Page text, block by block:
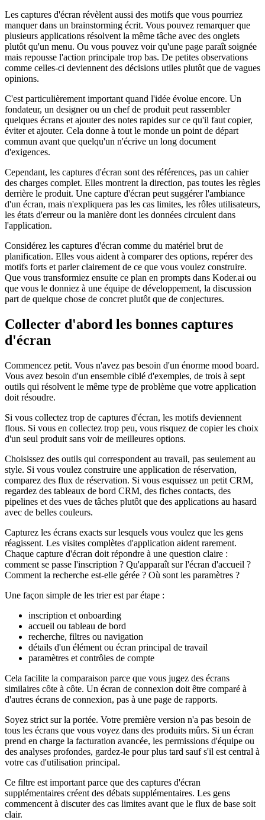
Les captures d'écran révèlent aussi des motifs que vous pourriez
manquer dans un brainstorming écrit. Vous pouvez remarquer que
plusieurs applications résolvent la même tâche avec des onglets
plutôt qu'un menu. Ou vous pouvez voir qu'une page paraît soignée
mais repousse l'action principale trop bas. De petites observations
comme celles-ci deviennent des décisions utiles plutôt que de vagues
opinions.
C'est particulièrement important quand l'idée évolue encore. Un
fondateur, un designer ou un chef de produit peut rassembler
quelques écrans et ajouter des notes rapides sur ce qu'il faut copier,
éviter et ajouter. Cela donne à tout le monde un point de départ
commun avant que quelqu'un n'écrive un long document
d'exigences.
Cependant, les captures d'écran sont des références, pas un cahier
des charges complet. Elles montrent la direction, pas toutes les règles
derrière le produit. Une capture d'écran peut suggérer l'ambiance
d'un écran, mais n'expliquera pas les cas limites, les rôles utilisateurs,
les états d'erreur ou la manière dont les données circulent dans
l'application.
Considérez les captures d'écran comme du matériel brut de
planification. Elles vous aident à comparer des options, repérer des
motifs forts et parler clairement de ce que vous voulez construire.
Que vous transformiez ensuite ce plan en prompts dans Koder.ai ou
que vous le donniez à une équipe de développement, la discussion
part de quelque chose de concret plutôt que de conjectures.
Collecter d'abord les bonnes captures
d'écran
Commencez petit. Vous n'avez pas besoin d'un énorme mood board.
Vous avez besoin d'un ensemble ciblé d'exemples, de trois à sept
outils qui résolvent le même type de problème que votre application
doit résoudre.
Si vous collectez trop de captures d'écran, les motifs deviennent
flous. Si vous en collectez trop peu, vous risquez de copier les choix
d'un seul produit sans voir de meilleures options.
Choisissez des outils qui correspondent au travail, pas seulement au
style. Si vous voulez construire une application de réservation,
comparez des flux de réservation. Si vous esquissez un petit CRM,
regardez des tableaux de bord CRM, des fiches contacts, des
pipelines et des vues de tâches plutôt que des applications au hasard
avec de belles couleurs.
Capturez les écrans exacts sur lesquels vous voulez que les gens
réagissent. Les visites complètes d'application aident rarement.
Chaque capture d'écran doit répondre à une question claire :
comment se passe l'inscription ? Qu'apparaît sur l'écran d'accueil ?
Comment la recherche est-elle gérée ? Où sont les paramètres ?
Une façon simple de les trier est par étape :
inscription et onboarding
accueil ou tableau de bord
recherche, filtres ou navigation
détails d'un élément ou écran principal de travail
paramètres et contrôles de compte
Cela facilite la comparaison parce que vous jugez des écrans
similaires côte à côte. Un écran de connexion doit être comparé à
d'autres écrans de connexion, pas à une page de rapports.
Soyez strict sur la portée. Votre première version n'a pas besoin de
tous les écrans que vous voyez dans des produits mûrs. Si un écran
prend en charge la facturation avancée, les permissions d'équipe ou
des analyses profondes, gardez-le pour plus tard sauf s'il est central à
votre cas d'utilisation principal.
Ce filtre est important parce que des captures d'écran
supplémentaires créent des débats supplémentaires. Les gens
commencent à discuter des cas limites avant que le flux de base soit
clair.